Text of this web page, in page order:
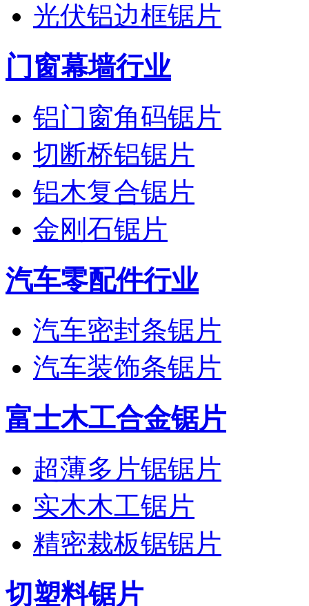
光伏铝边框锯片
门窗幕墙行业
铝门窗角码锯片
切断桥铝锯片
铝木复合锯片
金刚石锯片
汽车零配件行业
汽车密封条锯片
汽车装饰条锯片
富士木工合金锯片
超薄多片锯锯片
实木木工锯片
精密裁板锯锯片
切塑料锯片